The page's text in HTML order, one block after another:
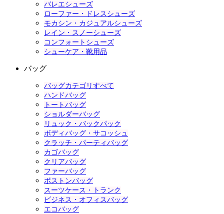
バレエシューズ
ローファー・ドレスシューズ
モカシン・カジュアルシューズ
レイン・スノーシューズ
コンフォートシューズ
シューケア・靴用品
バッグ
バッグカテゴリすべて
ハンドバッグ
トートバッグ
ショルダーバッグ
リュック・バックパック
ボディバッグ・サコッシュ
クラッチ・パーティバッグ
カゴバッグ
クリアバッグ
ファーバッグ
ボストンバッグ
スーツケース・トランク
ビジネス・オフィスバッグ
エコバッグ